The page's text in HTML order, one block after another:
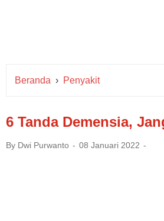
Beranda › Penyakit
6 Tanda Demensia,
By Dwi Purwanto 08 Januari 2022